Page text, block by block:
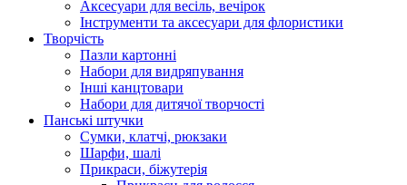
Аксесуари для весіль, вечірок
Інструменти та аксесуари для флористики
Творчість
Пазли картонні
Набори для видряпування
Інші канцтовари
Набори для дитячої творчості
Панські штучки
Сумки, клатчі, рюкзаки
Шарфи, шалі
Прикраси, біжутерія